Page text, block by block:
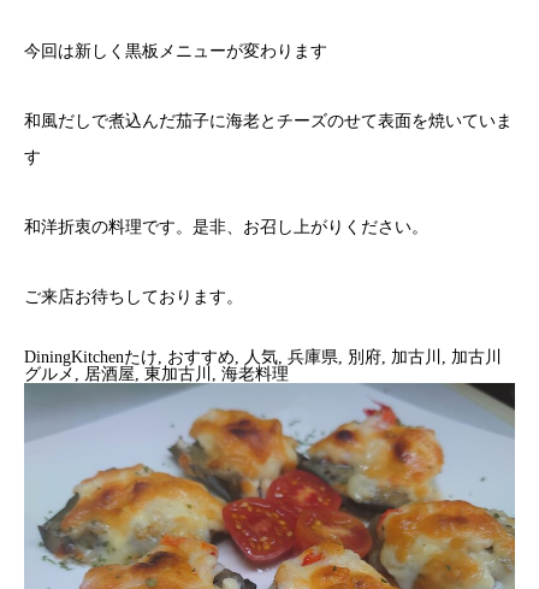
今回は新しく黒板メニューが変わります
和風だしで煮込んだ茄子に海老とチーズのせて表面を焼いていま
す
和洋折衷の料理です。是非、お召し上がりください。
ご来店お待ちしております。
DiningKitchenたけ, おすすめ, 人気, 兵庫県, 別府, 加古川 , 加古川
グルメ , 居酒屋, 東加古川 , 海老料理